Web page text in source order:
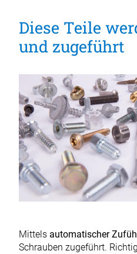
Diese Teile
und zugeführt
Mittels automatischer
Schrauben zugeführt.